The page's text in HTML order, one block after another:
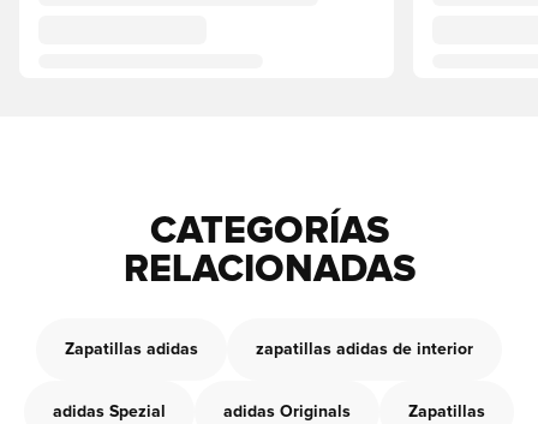
CATEGORÍAS
RELACIONADAS
Zapatillas adidas zapatillas adidas de interior
adidas Spezial adidas Originals Zapatillas